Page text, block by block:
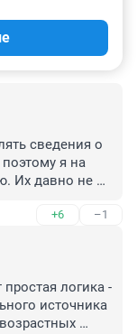
сведения о
я на
Их давно не
Еще
слышала
детей на
вообще. Все
знал. Про
как в
Короче,
+6 –1
простая логика -
источника